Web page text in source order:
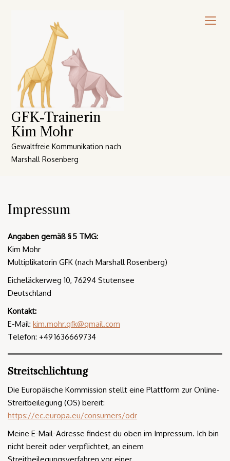
GFK-Trainerin
Kim Mohr
Gewaltfreie Kommunikation nach
Marshall Rosenberg
Impressum
Angaben gemäß § 5 TMG:
Kim Mohr
Multiplikatorin GFK (nach Marshall Rosenberg)
Eicheläckerweg 10, 76294 Stutensee
Deutschland
Kontakt:
E-Mail: kim.mohr.gfk@gmail.com
Telefon: +49 1636669734
Streitschlichtung
Die Europäische Kommission stellt eine Plattform zur Online-
Streitbeilegung (OS) bereit:
https://ec.europa.eu/consumers/odr
Meine E-Mail-Adresse findest du oben im Impressum. Ich bin
nicht bereit oder verpflichtet, an einem
Streitbeilegungsverfahren vor einer